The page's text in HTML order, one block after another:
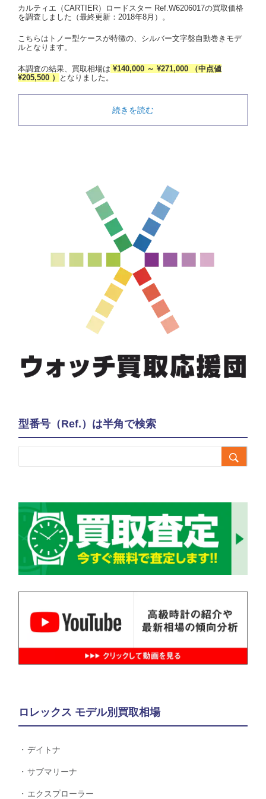
カルティエ（CARTIER）ロードスター Ref.W6206017の買取価格
を調査しました（最終更新：2018年8月）。
こちらはトノー型ケースが特徴の、シルバー文字盤自動巻きモデ
ルとなります。
本調査の結果、買取相場は ¥140,000 ～ ¥271,000 （中点値
¥205,500 ）
となりました。
続きを読む
型番号（Ref.）は半角で検索

ロレックス モデル別買取相場
デイトナ
サブマリーナ
エクスプローラー